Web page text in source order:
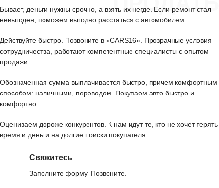
Бывает, деньги нужны срочно, а взять их негде. Если ремонт стал
невыгоден, поможем выгодно расстаться с автомобилем.
Действуйте быстро. Позвоните в «CARS16». Прозрачные условия
сотрудничества, работают компетентные специалисты с опытом
продажи.
Обозначенная сумма выплачивается быстро, причем комфортным
способом: наличными, переводом. Покупаем авто быстро и
комфортно.
Оцениваем дороже конкурентов. К нам идут те, кто не хочет терять
время и деньги на долгие поиски покупателя.
Свяжитесь
Заполните форму. Позвоните.